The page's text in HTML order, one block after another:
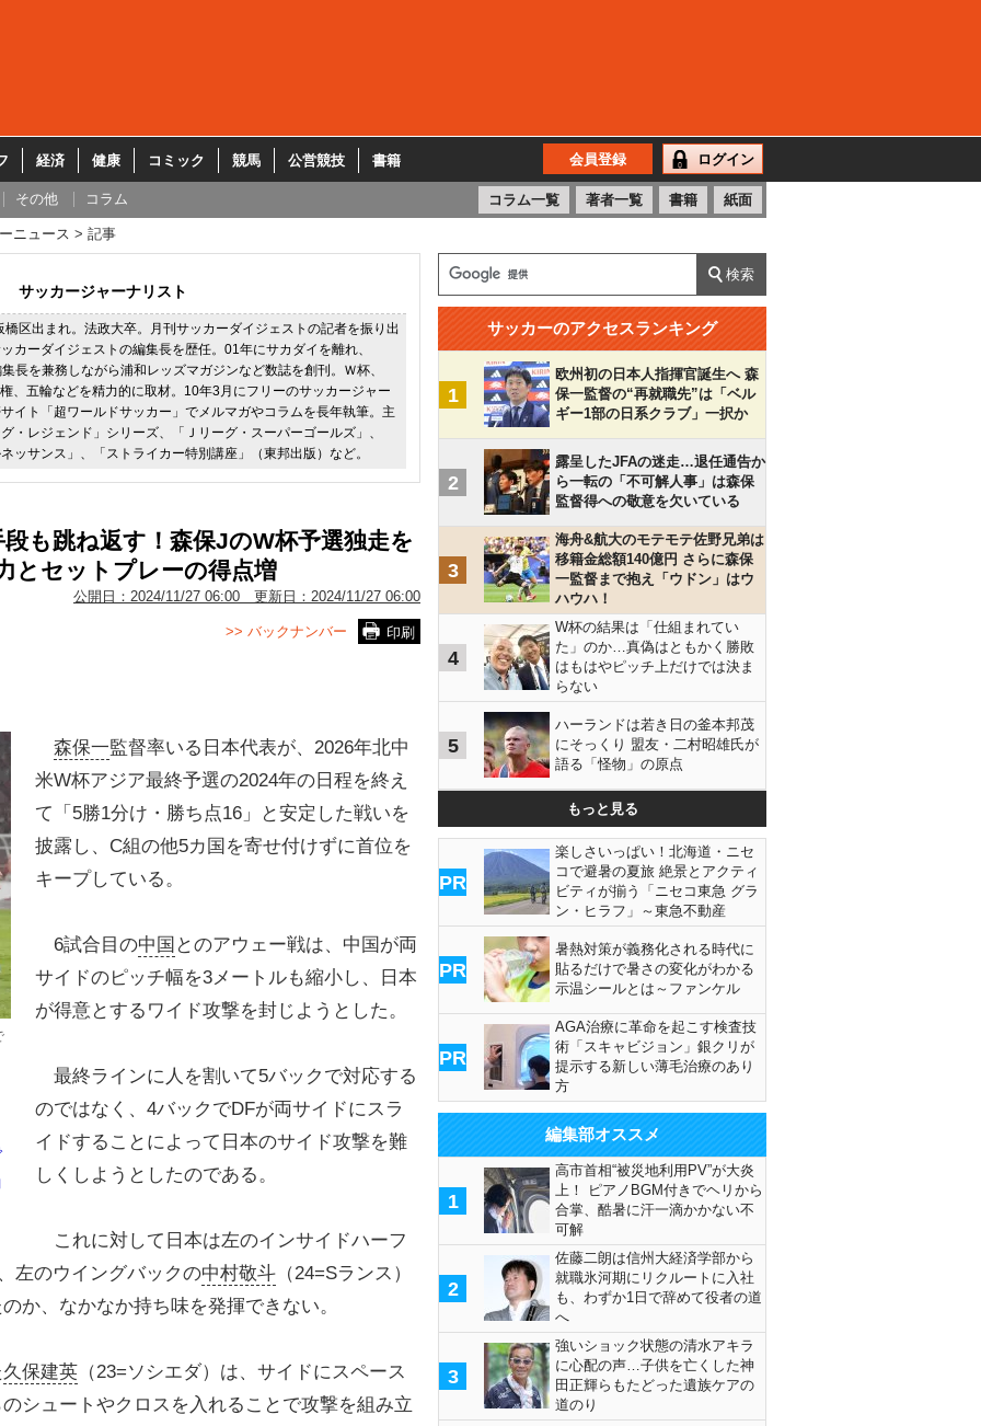
経済 健康 コミック 競馬 公営競技 書籍 会員登録 ログイン
その他 コラム コラム一覧 著者一覧 書籍 紙面
ニュース 記事
サッカージャーナリスト
橋区出まれ。法政大卒。月刊サッカーダイジェストの記者を振り出
カーダイジェストの編集長を歴任。01年にサカダイを離れ、
長を兼務しながら浦和レッズマガジンなど数誌を創刊。Ｗ杯、
、五輪などを精力的に取材。10年3月にフリーのサッカージャー
イト「超ワールドサッカー」でメルマガやコラムを長年執筆。主
・レジェンド」シリーズ、「Ｊリーグ・スーパーゴールズ」、
ネッサンス」、「ストライカー特別講座」（東邦出版）など。
も跳ね返す！森保JのW杯予選独走を
とセットプレーの得点増
公開日： 2024/11/27 06:00 更新日： 2024/11/27 06:00
印刷
>> バックナンバー
森保一監督率いる日本代表が、2026年北中
米W杯アジア最終予選の2024年の日程を終え
て「5勝1分け・勝ち点16」と安定した戦いを
披露し、C組の他5カ国を寄せ付けずに首位を
キープしている。
6試合目の中国 とのアウェー戦は、中国が両
サイドのピッチ幅を3メートルも縮小し、日本
が得意とするワイド攻撃を封じようとした。
最終ラインに人を割いて5バックで対応する
のではなく、4バックでDFが両サイドにスラ
イドすることによって日本のサイド攻撃を難
しくしようとしたのである。
これに対して日本は左のインサイドハーフ
左のウイングバックの中村敬斗 （24=Sランス）
か、なかなか持ち味を発揮できない。
久保建英 （23=ソシエダ）は、サイドにスペース
シュートやクロスを入れることで攻撃を組み立
サッカーのアクセスランキング
1
欧州初の日本人指揮官誕生へ 森
保一監督の“再就職先”は「ベル
ギー1部の日系クラブ」一択か
2
露呈したJFAの迷走…退任通告か
ら一転の「不可解人事」は森保
監督得への敬意を欠いている
3
海舟&航大のモテモテ佐野兄弟は
移籍金総額140億円 さらに森保
一監督まで抱え「ウドン」はウ
ハウハ！
4
W杯の結果は「仕組まれてい
た」のか…真偽はともかく勝敗
はもはやピッチ上だけでは決ま
らない
5
ハーランドは若き日の釜本邦茂
にそっくり 盟友・二村昭雄氏が
語る「怪物」の原点
もっと見る
PR
楽しさいっぱい！北海道・ニセ
コで避暑の夏旅 絶景とアクティ
ビティが揃う「ニセコ東急 グラ
ン・ヒラフ」～東急不動産
PR
暑熱対策が義務化される時代に
貼るだけで暑さの変化がわかる
示温シールとは～ファンケル
PR
AGA治療に革命を起こす検査技
術「スキャビジョン」銀クリが
提示する新しい薄毛治療のあり
方
編集部オススメ
1
高市首相“被災地利用PV”が大炎
上！ ピアノBGM付きでヘリから
合掌、酷暑に汗一滴かかない不
可解
2
佐藤二朗は信州大経済学部から
就職氷河期にリクルートに入社
も、わずか1日で辞めて役者の道
へ
3
強いショック状態の清水アキラ
に心配の声…子供を亡くした神
田正輝らもたどった遺族ケアの
道のり